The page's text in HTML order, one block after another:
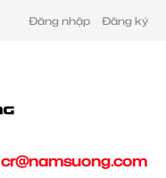
Đăng nhập Đăng ký
cr@namsuong.com